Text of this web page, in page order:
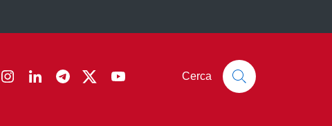
InstagramLinkedinTelegram
Twitter Cerca